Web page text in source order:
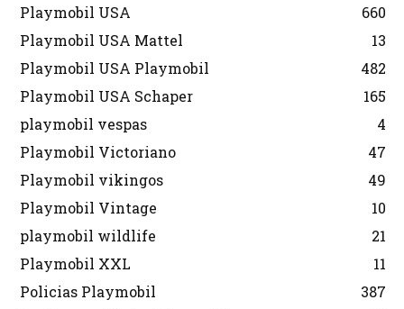
Playmobil USA
660
Playmobil USA Mattel
13
Playmobil USA Playmobil
482
Playmobil USA Schaper
165
playmobil vespas
4
Playmobil Victoriano
47
Playmobil vikingos
49
Playmobil Vintage
10
playmobil wildlife
21
Playmobil XXL
11
Policias Playmobil
387